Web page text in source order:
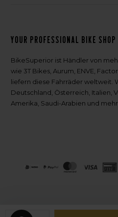
Your professional bike shop
BikeSuperior ist Händler von
wie 3T Bikes, Aurum, ENVE,
liefern diese Fahrräder weltweit.
Deutschland, Österreich, Italien,
Amerika, Saudi-Arabien und mehr.